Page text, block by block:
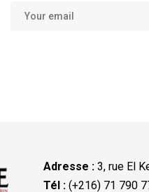
Adresse : 3, rue El
Tél :(+216) 71 790